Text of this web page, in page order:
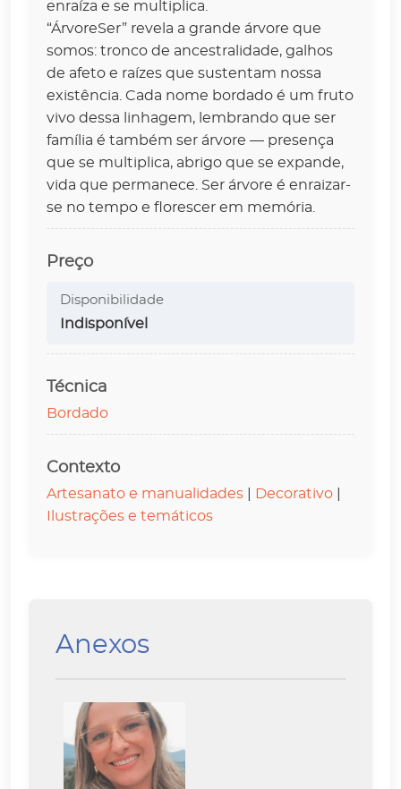
enraíza e se multiplica.
“ÁrvoreSer” revela a grande árvore que
somos: tronco de ancestralidade, galhos
de afeto e raízes que sustentam nossa
existência. Cada nome bordado é um fruto
vivo dessa linhagem, lembrando que ser
família é também ser árvore — presença
que se multiplica, abrigo que se expande,
vida que permanece. Ser árvore é enraizar-
se no tempo e florescer em memória.
Preço
Disponibilidade
Indisponível
Técnica
Bordado
Contexto
Artesanato e manualidades Decorativo
Ilustrações e temáticos
Anexos